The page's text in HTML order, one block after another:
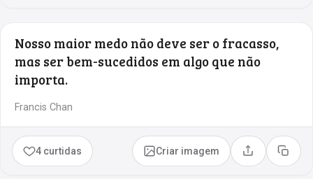
Nosso maior medo não deve ser o fracasso,
mas ser bem-sucedidos em algo que não
importa.
Francis Chan
4 curtidas Criar imagem Compartilhar
Copiar